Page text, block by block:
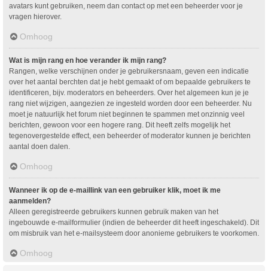
avatars kunt gebruiken, neem dan contact op met een beheerder voor je
vragen hierover.
Omhoog
Wat is mijn rang en hoe verander ik mijn rang?
Rangen, welke verschijnen onder je gebruikersnaam, geven een indicatie
over het aantal berchten dat je hebt gemaakt of om bepaalde gebruikers te
identificeren, bijv. moderators en beheerders. Over het algemeen kun je je
rang niet wijzigen, aangezien ze ingesteld worden door een beheerder. Nu
moet je natuurlijk het forum niet beginnen te spammen met onzinnig veel
berichten, gewoon voor een hogere rang. Dit heeft zelfs mogelijk het
tegenovergestelde effect, een beheerder of moderator kunnen je berichten
aantal doen dalen.
Omhoog
Wanneer ik op de e-maillink van een gebruiker klik, moet ik me
aanmelden?
Alleen geregistreerde gebruikers kunnen gebruik maken van het
ingebouwde e-mailformulier (indien de beheerder dit heeft ingeschakeld). Dit
om misbruik van het e-mailsysteem door anonieme gebruikers te voorkomen.
Omhoog